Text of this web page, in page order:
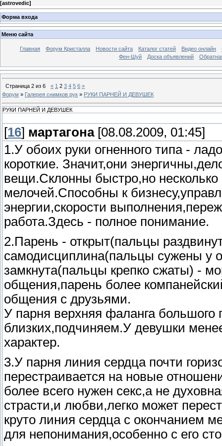
[astrovedic]
Форма входа
Меню сайта
Главная Форум Кристалла Новости сайта Каталог статей Видео онлайн
Фен-Шуй
Доска объявлений
Страница 2 из 6 « 1 2 3 4 5 6 »
Форум » Галерея снимков рук » РУКИ ПАРНЕЙ И ДЕВУШЕК
РУКИ ПАРНЕЙ И ДЕВУШЕК
[16] мартагона[08.08.2009, 01:45]
1.У обоих руки огненного типа -
короткие. Значит,они
вещи.Склонны быстро,но
мелочей.Способны к
энергии,скорости
работа.Здесь - полное понимание.
2.Парень - открыт(пальцы
самодисциплина(пальцы сужены у
замкнута(пальцы крепко сжаты) -
общения,парень более
общения с друзьями.
У парня верхняя фаланга большого
близких,подчиняем.У девушки
характер.
3.У парня линия сердца почти
перестраивается на новые
более всего нужен секс,а не
страсти,и любви,легко может
круто линия сердца с окончанием
для непонимания,особенно с его